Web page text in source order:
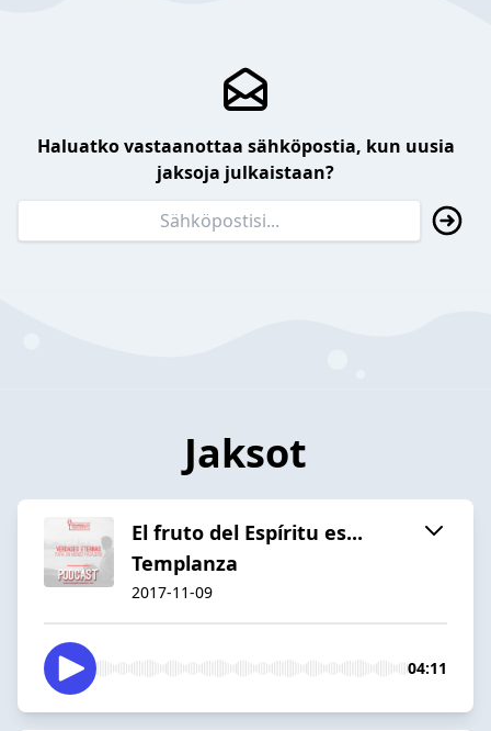
Haluatko vastaanottaa sähköpostia, kun uusia
jaksoja julkaistaan?
Jaksot
El fruto del Espíritu es...
Templanza
2017-11-09
04:11